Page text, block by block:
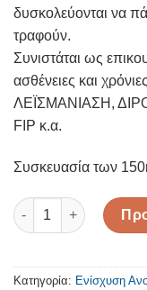
δυσκολεύονται να
τραφούν.
Συνιστάται ως
ασθένειες και
ΛΕΪΣΜΑΝΙΑΣΗ,
FIP κ.α.
Συσκευασία των
VIUSID pets ~ 150ml
Κατηγορία: Ενίσχυση